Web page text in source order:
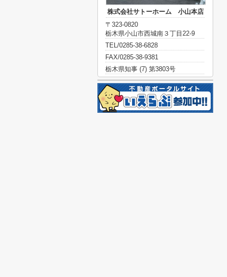
株式会社サトーホーム 小山本店
〒323-0820
栃木県小山市西城南３丁目22-9
TEL/0285-38-6828
FAX/0285-38-9381
栃木県知事 (7) 第3803号